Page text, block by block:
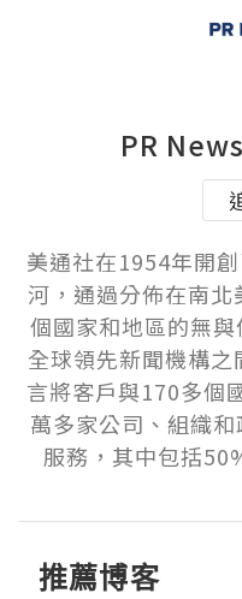
PR
美通社在1954年開
河，通過分佈在南
個國家和地區的無
全球領先新聞機構
言將客戶與170多個
萬多家公司、組織
服務，其中包括
推薦博客